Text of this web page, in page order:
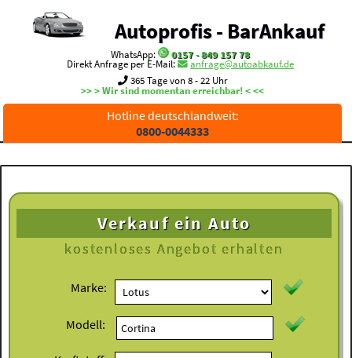
Autoprofis - BarAnkauf
WhatsApp:
0157 - 849 157 78
Direkt Anfrage per E-Mail:
anfrage@autoabkauf.de
365 Tage von 8 - 22 Uhr
>> > Wir sind momentan erreichbar! < <<
Hotline deutschlandweit:
0800-0044333
Verkauf ein Auto
kostenloses Angebot erhalten
Marke:
Modell: